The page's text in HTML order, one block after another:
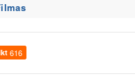
616